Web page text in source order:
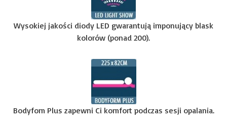
Wysokiej jakości diody LED gwarantują imponujący blask
kolorów (ponad 200).
Bodyfom Plus zapewni Ci komfort podczas sesji opalania.